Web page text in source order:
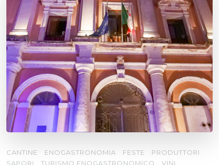
CANTINE ENOGASTRONOMIA FESTE
PRODUTTORI
SAPORI
TURISMO ENOGASTRONOMICO VINI